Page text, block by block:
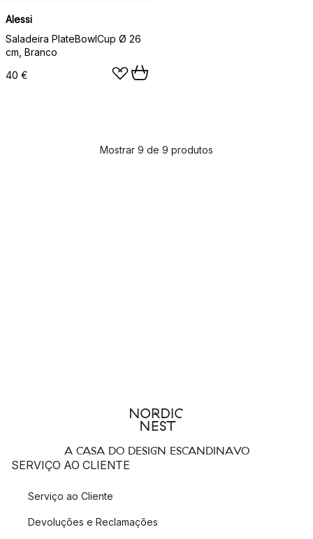
Alessi
Saladeira PlateBowlCup Ø 26
cm, Branco
40 €
Mostrar 9 de 9 produtos
A CASA DO DESIGN ESCANDINAVO
SERVIÇO AO CLIENTE
Serviço ao Cliente
Devoluções e Reclamações